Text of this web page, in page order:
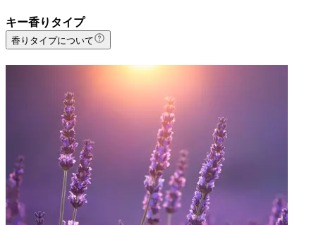
キー香りタイプ
香りタイプについて